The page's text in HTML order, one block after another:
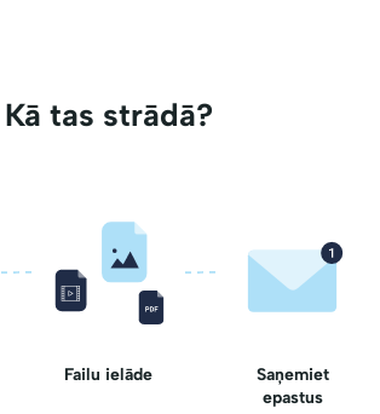
Kā tas strādā?
Failu ielāde
Saņemiet
epastus